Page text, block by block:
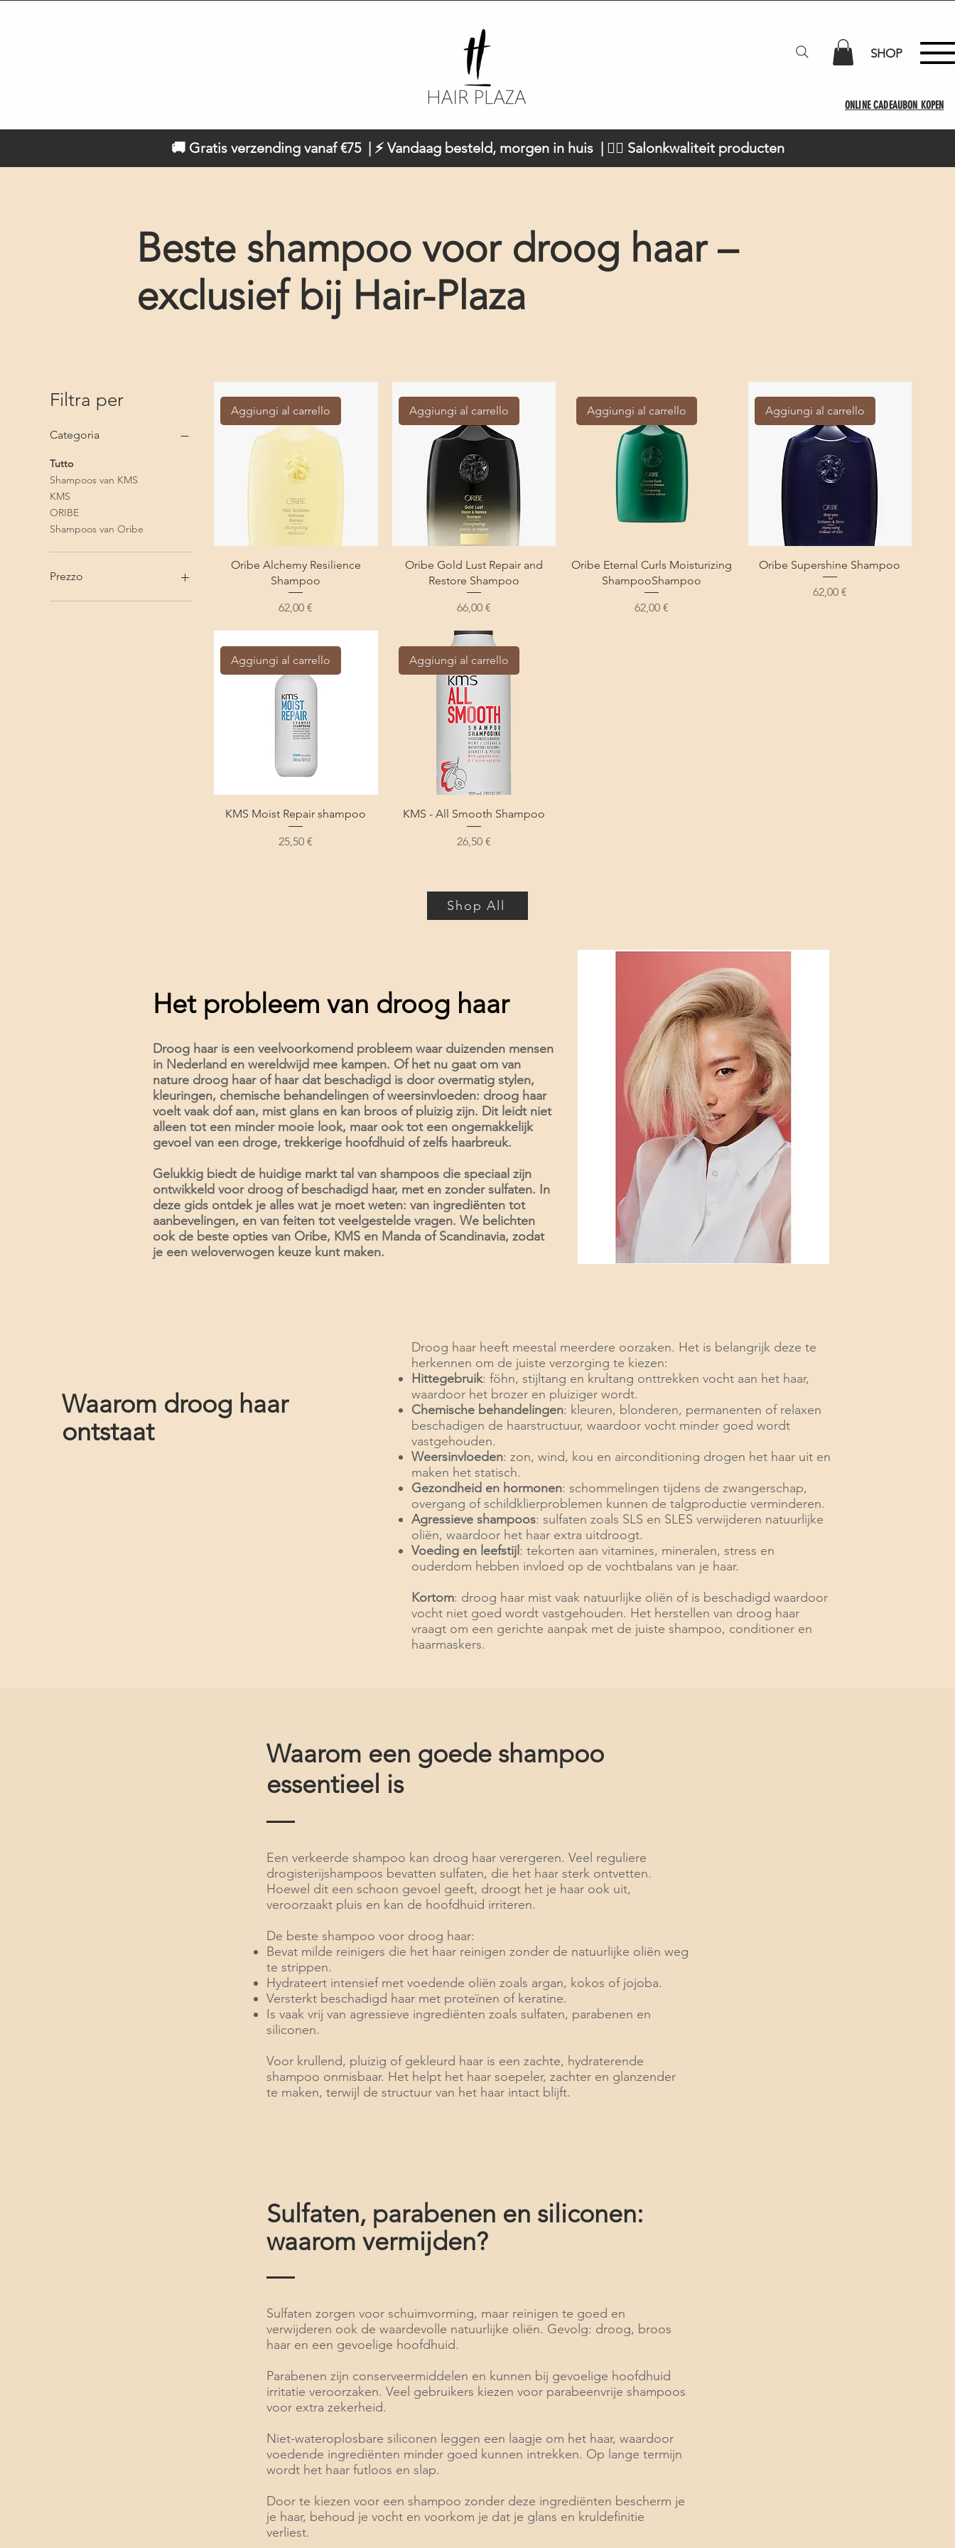
SHOP
ONLINE CADEAUBON KOPEN
🚚 Gratis verzending vanaf €75 | ⚡ Vandaag besteld, morgen in huis | 💇‍♀️ Salonkwaliteit producten
Beste shampoo voor droog haar –
exclusief bij Hair-Plaza
Filtra per
Categoria
Tutto
Shampoos van KMS
KMS
ORIBE
Shampoos van Oribe
Prezzo
Aggiungi al carrello
Oribe Alchemy Resilience
Shampoo
Prezzo
62,00 €
Aggiungi al carrello
Oribe Gold Lust Repair and
Restore Shampoo
Prezzo
66,00 €
Aggiungi al carrello
Oribe Eternal Curls Moisturizing
ShampooShampoo
Prezzo
62,00 €
Aggiungi al carrello
Oribe Supershine Shampoo
Prezzo
62,00 €
Aggiungi al carrello
KMS Moist Repair shampoo
Prezzo
25,50 €
Aggiungi al carrello
KMS - All Smooth Shampoo
Prezzo
26,50 €
Shop All
Het probleem van droog haar
Droog haar is een veelvoorkomend probleem waar duizenden mensen
in Nederland en wereldwijd mee kampen. Of het nu gaat om van
nature droog haar of haar dat beschadigd is door overmatig stylen,
kleuringen, chemische behandelingen of weersinvloeden: droog haar
voelt vaak dof aan, mist glans en kan broos of pluizig zijn. Dit leidt niet
alleen tot een minder mooie look, maar ook tot een ongemakkelijk
gevoel van een droge, trekkerige hoofdhuid of zelfs haarbreuk.
Gelukkig biedt de huidige markt tal van shampoos die speciaal zijn
ontwikkeld voor droog of beschadigd haar, met en zonder sulfaten. In
deze gids ontdek je alles wat je moet weten: van ingrediënten tot
aanbevelingen, en van feiten tot veelgestelde vragen. We belichten
ook de beste opties van Oribe, KMS en Manda of Scandinavia, zodat
je een weloverwogen keuze kunt maken.
Waarom droog haar
ontstaat
Droog haar heeft meestal meerdere oorzaken. Het is belangrijk deze te
herkennen om de juiste verzorging te kiezen:
Hittegebruik: föhn, stijltang en krultang onttrekken vocht aan het haar,
waardoor het brozer en pluiziger wordt.
Chemische behandelingen: kleuren, blonderen, permanenten of relaxen
beschadigen de haarstructuur, waardoor vocht minder goed wordt
vastgehouden.
Weersinvloeden: zon, wind, kou en airconditioning drogen het haar uit en
maken het statisch.
Gezondheid en hormonen: schommelingen tijdens de zwangerschap,
overgang of schildklierproblemen kunnen de talgproductie verminderen.
Agressieve shampoos: sulfaten zoals SLS en SLES verwijderen natuurlijke
oliën, waardoor het haar extra uitdroogt.
Voeding en leefstijl : tekorten aan vitamines, mineralen, stress en
ouderdom hebben invloed op de vochtbalans van je haar.
Kortom: droog haar mist vaak natuurlijke oliën of is beschadigd waardoor
vocht niet goed wordt vastgehouden. Het herstellen van droog haar
vraagt om een gerichte aanpak met de juiste shampoo, conditioner en
haarmaskers.
Waarom een goede shampoo
essentieel is
Een verkeerde shampoo kan droog haar verergeren. Veel reguliere
drogisterijshampoos bevatten sulfaten, die het haar sterk ontvetten.
Hoewel dit een schoon gevoel geeft, droogt het je haar ook uit,
veroorzaakt pluis en kan de hoofdhuid irriteren.
De beste shampoo voor droog haar:
Bevat milde reinigers die het haar reinigen zonder de natuurlijke oliën weg
te strippen.
Hydrateert intensief met voedende oliën zoals argan, kokos of jojoba.
Versterkt beschadigd haar met proteïnen of keratine.
Is vaak vrij van agressieve ingrediënten zoals sulfaten, parabenen en
siliconen.
Voor krullend, pluizig of gekleurd haar is een zachte, hydraterende
shampoo onmisbaar. Het helpt het haar soepeler, zachter en glanzender
te maken, terwijl de structuur van het haar intact blijft.
Sulfaten, parabenen en siliconen:
waarom vermijden?
Sulfaten zorgen voor schuimvorming, maar reinigen te goed en
verwijderen ook de waardevolle natuurlijke oliën. Gevolg: droog, broos
haar en een gevoelige hoofdhuid.
Parabenen zijn conserveermiddelen en kunnen bij gevoelige hoofdhuid
irritatie veroorzaken. Veel gebruikers kiezen voor parabeenvrije shampoos
voor extra zekerheid.
Niet-wateroplosbare siliconen leggen een laagje om het haar, waardoor
voedende ingrediënten minder goed kunnen intrekken. Op lange termijn
wordt het haar futloos en slap.
Door te kiezen voor een shampoo zonder deze ingrediënten bescherm je
je haar, behoud je vocht en voorkom je dat je glans en kruldefinitie
verliest.